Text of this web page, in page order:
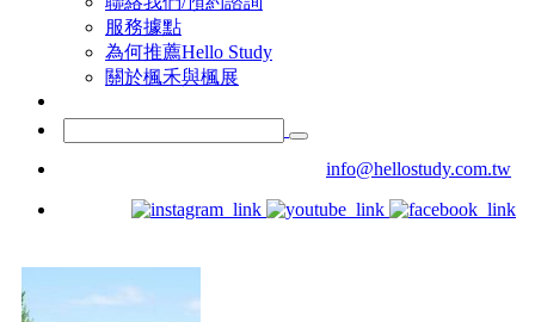
服務據點
為何推薦Hello Study
關於楓禾與楓展
info@hellostudy.com.tw